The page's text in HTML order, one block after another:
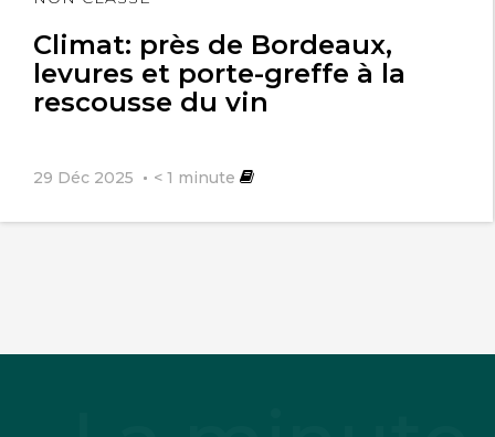
Climat: près de Bordeaux,
levures et porte-greffe à la
rescousse du vin
29 Déc 2025 < 1 minute